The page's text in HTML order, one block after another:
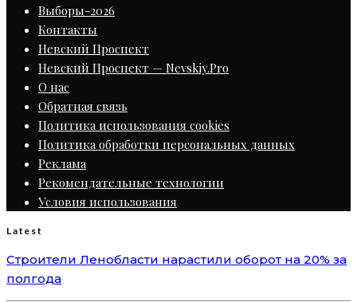
Выборы-2026
Контакты
Невский Проспект
Невский Проспект — Nevskiy.Pro
О нас
Обратная связь
Политика использования cookies
Политика обработки персональных данных
Реклама
Рекомендательные технологии
Условия использования
Latest
Строители Ленобласти нарастили оборот на 20% за
полгода